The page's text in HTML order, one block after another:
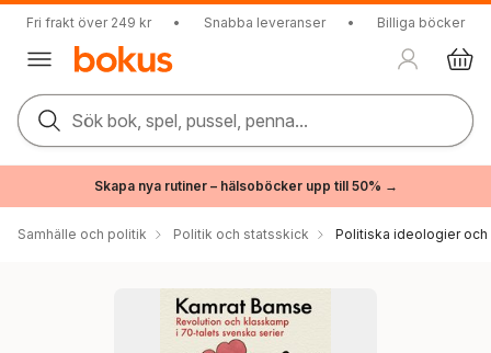
Fri frakt över 249 kr • Snabba leveranser • Billiga böcker
Sök bok, spel, pussel, penna...
Skapa nya rutiner – hälsoböcker upp till 50% →
Samhälle och politik Politik och statsskick Politiska ideologier och